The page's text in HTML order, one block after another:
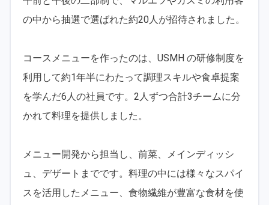
の中から抽選で選ばれた約20人が招待されました。
コースメニューを作ったのは、USMH の研修制度を
利用して約1年半にわたって調理スキルや食卓提案
を学んだ6人の社員です。2人ずつ合計3チームに分
かれて料理を提供しました。
メニュー開発から担当し、前菜、メインディッシ
ュ、デザートまでです。料理の中には様々なスパイ
スを活用したメニュー、食物繊維が豊富な食材を使